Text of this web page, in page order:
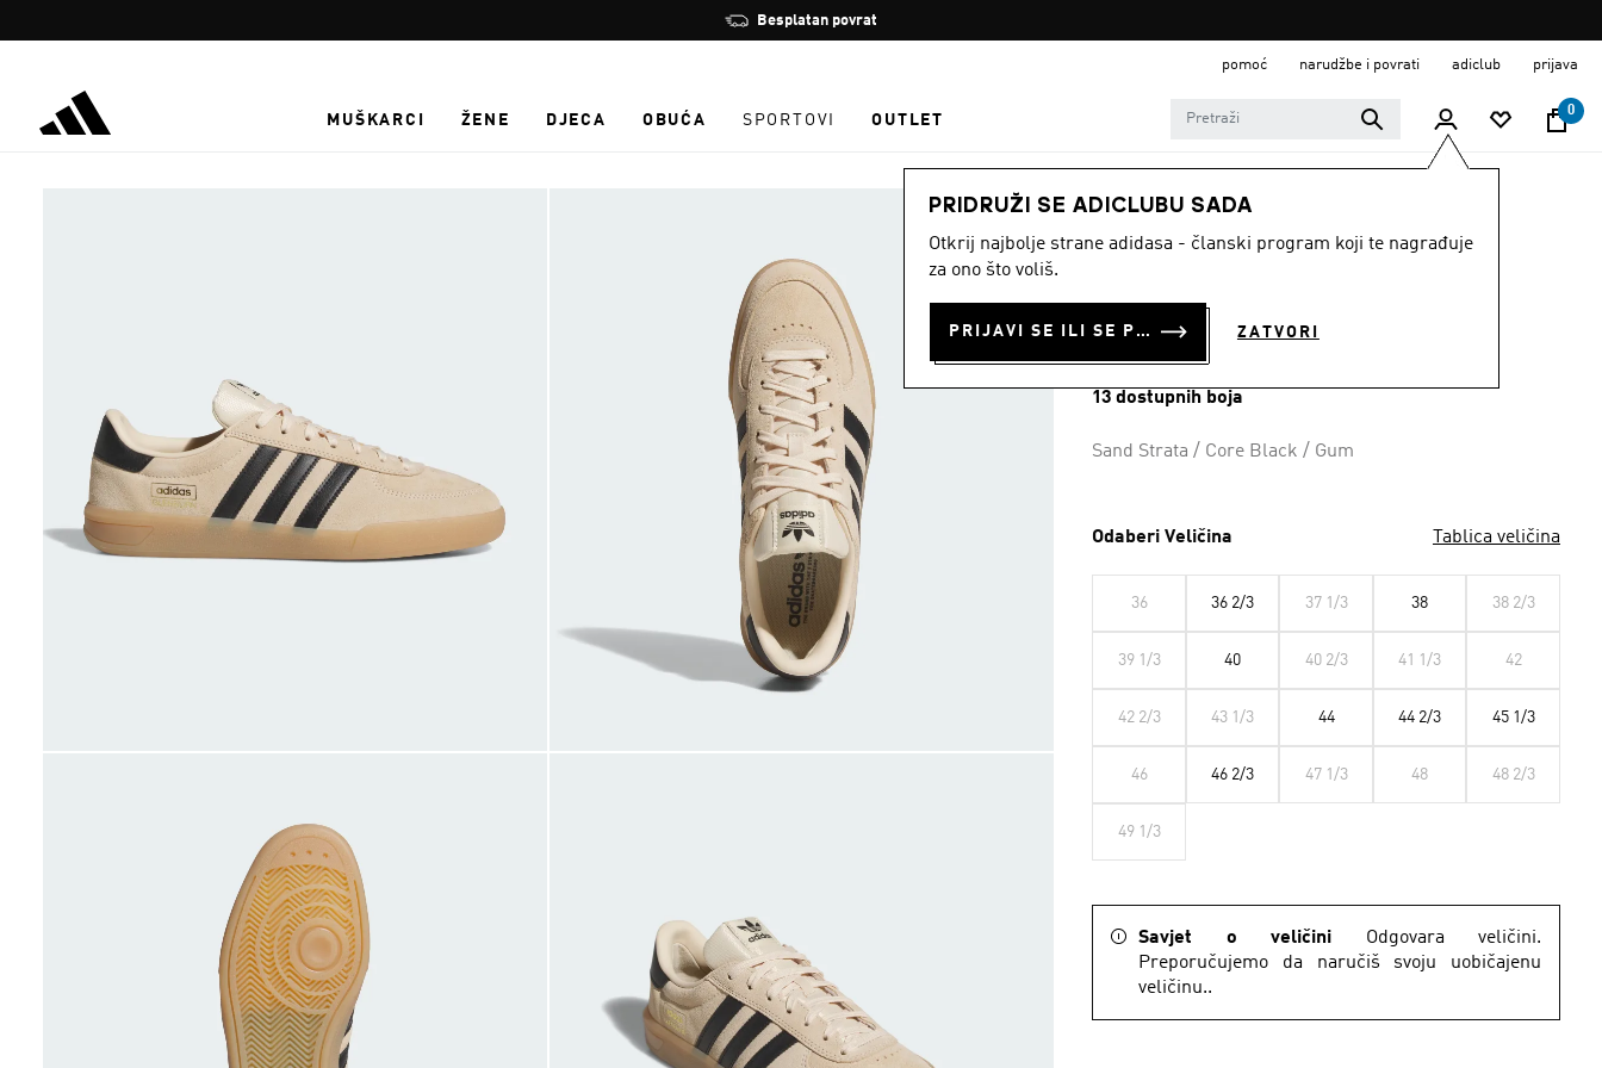
Zaustavi
rotaciju
Besplatan povrat
pomoć narudžbe i povrati adiclub prijava
MUŠKARCI ŽENE DJECA OBUĆA SPORTOVI OUTLET
0
PRIDRUŽI SE ADICLUBU SADA
Otkrij najbolje strane adidasa - članski program koji te nagrađuje
za ono što voliš.
PRIJAVI SE ILI SE PRIDRUŽI SADA ZATVORI
MODNE MARKE
TENISICE
GLENBURN
€ 75.00
13 dostupnih boja
Sand Strata / Core Black / Gum
Odaberi Veličina Tablica veličina
36 36 2/3 37 1/3 38 38 2/3
39 1/3 40 40 2/3 41 1/3 42
42 2/3 43 1/3 44 44 2/3 45 1/3
46 46 2/3 47 1/3 48 48 2/3
49 1/3
Savjet o veličini Odgovara veličini.
Preporučujemo da naručiš svoju uobičajenu
veličinu..